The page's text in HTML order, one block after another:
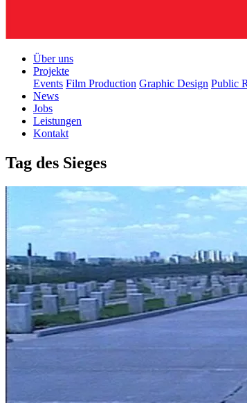
Über uns
Projekte
Events Film Production Graphic Design Public
News
Jobs
Leistungen
Kontakt
Tag des Sieges